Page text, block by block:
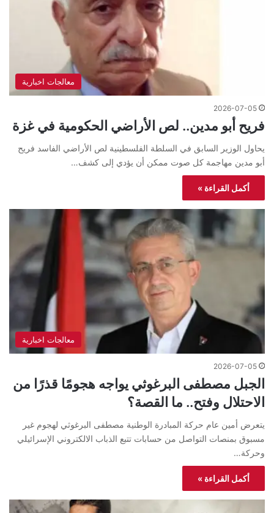
معالجات اخبارية
2026-07-05
فريح أبو مدين.. لص الأراضي الحكومية في غزة
يحاول الوزير السابق في السلطة الفلسطينية لص الأراضي الفاسد فريح
أبو مدين مهاجمة كل صوت ممكن أن يؤدي إلى كشف…
أكمل القراءة »
معالجات اخبارية
2026-07-05
الجبل مصطفى البرغوثي يواجه هجومًا قذرًا من
الاحتلال وفتح.. ما القصة؟
يتعرض أمين عام حركة المبادرة الوطنية مصطفى البرغوثي لهجوم غير
مسبوق بمنصات التواصل من حسابات تتبع الذباب الالكتروني الإسرائيلي
وحركة…
أكمل القراءة »